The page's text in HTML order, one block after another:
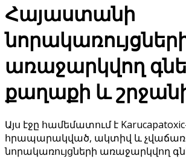
Հայաստանի
առաջարկվող
քաղաքի և
Այս էջը համեմատում է
հրապարակված, ակտիվ և
նորակառույցների առաջարկվող